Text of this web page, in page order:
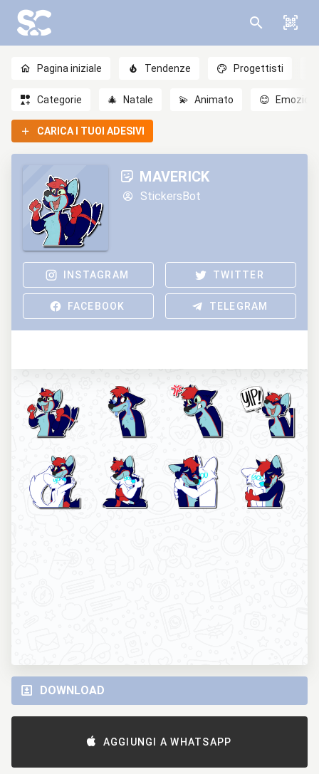
Pagina iniziale Tendenze Progettisti
Categorie 🎄 Natale 💫 Animato 😊 Emozioni
CARICA I TUOI ADESIVI
MAVERICK
StickersBot
INSTAGRAM TWITTER
FACEBOOK TELEGRAM
DOWNLOAD
AGGIUNGI A WHATSAPP